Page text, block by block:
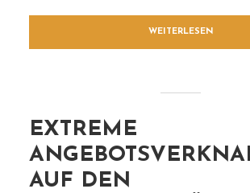
WEITERLESEN
EXTREME
AUF DEN